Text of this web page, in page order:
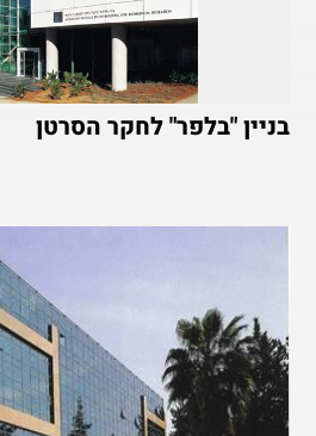
בניין "בלפר" לחקר הסרטן